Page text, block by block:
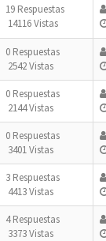
19 Respuestas
14116 Vistas
0 Respuestas
2542 Vistas
0 Respuestas
2144 Vistas
0 Respuestas
3401 Vistas
3 Respuestas
4413 Vistas
4 Respuestas
3373 Vistas